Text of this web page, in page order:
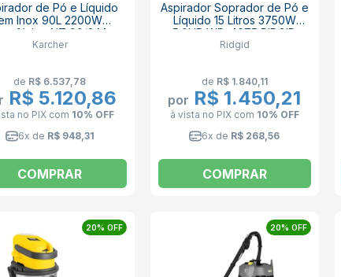
de Pó e Líquido
Inox 90L 2200W
NT 90/2 Me
Classic KARCHER
Karcher
de R$ 6.537,78
R$ 5.120,86
no PIX com 10% OFF
6x de R$ 948,31
COMPRAR
Aspirador Soprador de Pó e
Líquido 15 Litros 3750W
5.0HP WD-4075 RIDGID
Ridgid
de R$ 1.840,11
por R$ 1.450,21
à vista no PIX com 10% OFF
6x de R$ 268,56
COMPRAR
20% OFF 20% OFF